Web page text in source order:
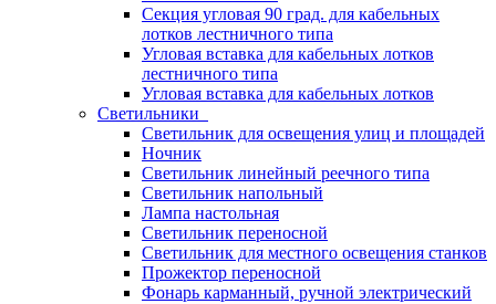
Секция угловая 90 град. для кабельных
лотков лестничного типа
Угловая вставка для кабельных лотков
лестничного типа
Угловая вставка для кабельных лотков
Светильники
Светильник для освещения улиц и площадей
Ночник
Светильник линейный реечного типа
Светильник напольный
Лампа настольная
Светильник переносной
Светильник для местного освещения станков
Прожектор переносной
Фонарь карманный, ручной электрический